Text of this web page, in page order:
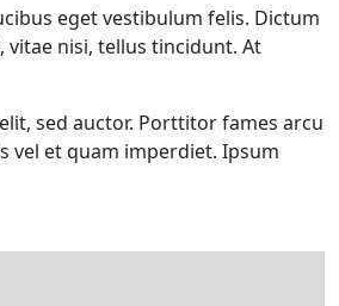
eget vestibulum felis. Dictum
vitae nisi, tellus tincidunt. At
sed auctor. Porttitor fames arcu
vel et quam imperdiet. Ipsum